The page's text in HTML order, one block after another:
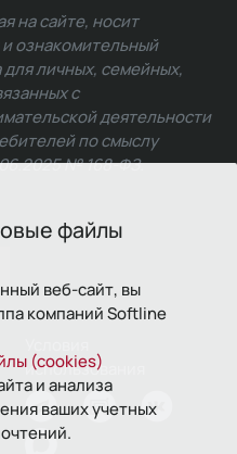
файлы
веб-сайт, вы
компаний Softline
(cookies)
и анализа
ваших учетных
на сайте, носит
ознакомительный
личных, семейных,
с
деятельности
по смыслу
№ 168-ФЗ.
использования